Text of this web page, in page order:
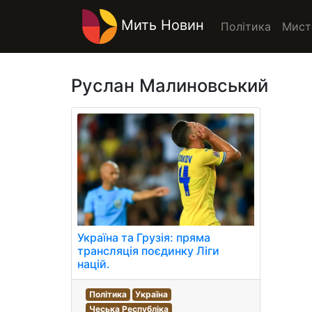
Мить Новин Політика
Руслан Малиновський
Україна та Грузія: пряма
трансляція поєдинку Ліги
націй.
Політика
Україна
Чеська Республіка